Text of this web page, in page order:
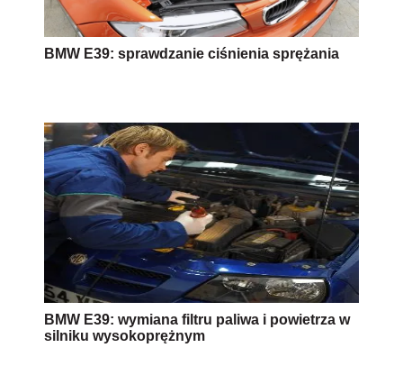
BMW E39: sprawdzanie ciśnienia sprężania
BMW E39: wymiana filtru paliwa i powietrza w
silniku wysokoprężnym